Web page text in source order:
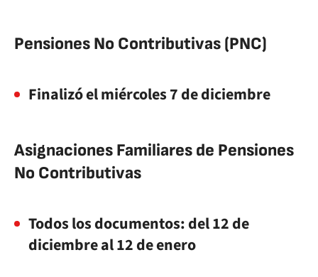
Pensiones No Contributivas (PNC)
Finalizó el miércoles 7 de diciembre
Asignaciones Familiares de Pensiones
No Contributivas
Todos los documentos: del 12 de
diciembre al 12 de enero